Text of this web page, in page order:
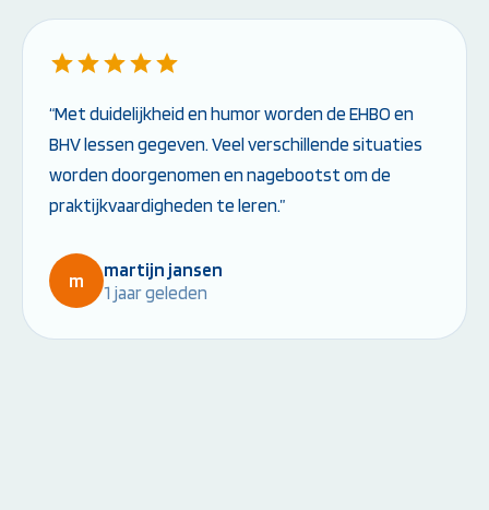
“Met duidelijkheid en humor worden de EHBO en
BHV lessen gegeven. Veel verschillende situaties
worden doorgenomen en nagebootst om de
praktijkvaardigheden te leren.”
m
martijn jansen
1 jaar geleden